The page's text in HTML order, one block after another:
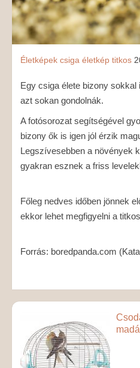
Életképek csiga életkép titkos
Egy csiga élete bizony
azt sokan gondolnák.
A fotósorozat segítségével
bizony ők is igen jól érzik
Legszívesebben a növények
gyakran esznek a friss
Főleg nedves időben jönnek
ekkor lehet megfigyelni a
Forrás: boredpanda.com